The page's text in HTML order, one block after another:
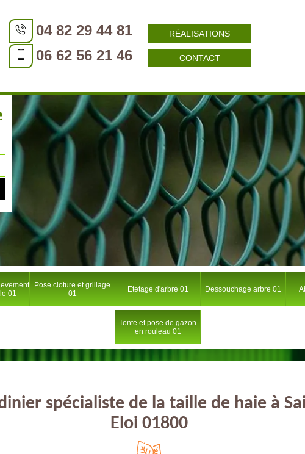
04 82 29 44 81
06 62 56 21 46
RÉALISATIONS
CONTACT
01
Pose cloture et grillage
01
Etetage d'arbre 01 Dessouchage arbre 01
Tonte et pose de gazon
en rouleau 01
spécialiste de la taille de haie à
Eloi 01800